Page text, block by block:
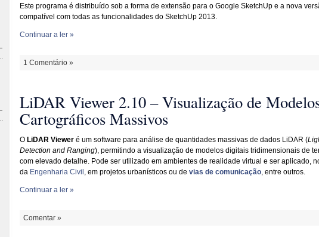
Este programa é distribuído sob a forma de extensão para o Google SketchUp e a nova
compatível com todas as funcionalidades do SketchUp 2013.
Continuar a ler »
1 Comentário »
LiDAR Viewer 2.10 – Visualização de
Cartográficos Massivos
O LiDAR Vieweré um software para análise de quantidades massivas de dados LiDAR (
Detection and Ranging), permitindo a visualização de modelos digitais tridimensionais de
com elevado detalhe. Pode ser utilizado em ambientes de realidade virtual e ser aplicado,
da Engenharia Civil , em projetos urbanísticos ou de vias de comunicação, entre outros.
Continuar a ler »
Comentar »